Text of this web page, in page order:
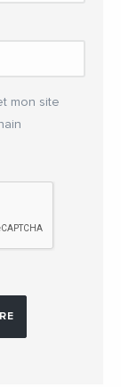
mon site